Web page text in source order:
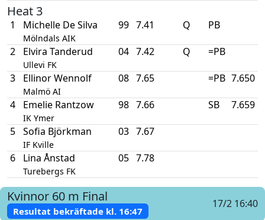
Heat 3
1 Michelle De Silva
Mölndals AIK
99 7.41 Q PB
2 Elvira Tanderud
Ullevi FK
04 7.42 Q =PB
3 Ellinor Wennolf
Malmö AI
08 7.65 =PB 7.650
4 Emelie Rantzow
IK Ymer
98 7.66 SB 7.659
5 Sofia Björkman
IF Kville
03 7.67
6 Lina Ånstad
Turebergs FK
05 7.78
Kvinnor 60 m Final
Resultat bekräftade kl.16:47
17/2 16:40